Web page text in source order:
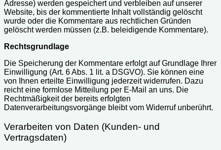
Adresse) werden gespeichert und verbleiben auf unserer
Website, bis der kommentierte Inhalt vollständig gelöscht
wurde oder die Kommentare aus rechtlichen Gründen
gelöscht werden müssen (z.B. beleidigende Kommentare).
Rechtsgrundlage
Die Speicherung der Kommentare erfolgt auf Grundlage Ihrer
Einwilligung (Art. 6 Abs. 1 lit. a DSGVO). Sie können eine
von Ihnen erteilte Einwilligung jederzeit widerrufen. Dazu
reicht eine formlose Mitteilung per E-Mail an uns. Die
Rechtmäßigkeit der bereits erfolgten
Datenverarbeitungsvorgänge bleibt vom Widerruf unberührt.
Verarbeiten von Daten (Kunden- und
Vertragsdaten)